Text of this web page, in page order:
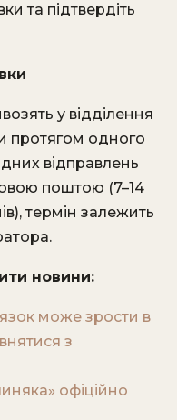
та підтвердіть
у відділення
протягом одного
відправлень
поштою (7–14
термін залежить
новини:
може зрости в
з
офіційно